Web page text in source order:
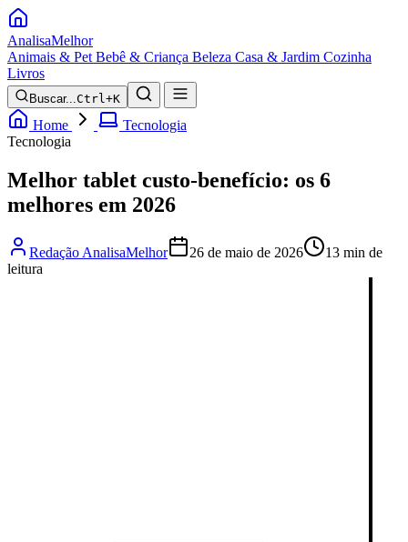
AnalisaMelhor
Animais & Pet Bebê & Criança Beleza Casa & Jardim Cozinha
Livros
Buscar...Ctrl+K
Home
Tecnologia
Tecnologia
Melhor tablet custo-benefício: os 6
melhores em 2026
Redação AnalisaMelhor 26 de maio de 2026
13 min de
leitura